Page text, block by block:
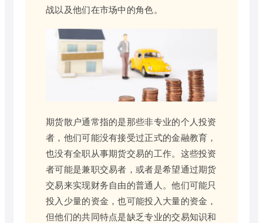
战以及他们在市场中的角色。
期货散户通常指的是那些非专业的个人投资
者，他们可能没有接受过正式的金融教育，
也没有全职从事期货交易的工作。这些投资
者可能是兼职交易者，或者是希望通过期货
交易来实现财务自由的普通人。他们可能只
投入少量的资金，也可能投入大量的资金，
但他们的共同特点是缺乏专业的交易知识和